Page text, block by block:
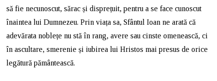
să fie necunoscut, sărac și disprețuit, pentru a se face cunoscut
înaintea lui Dumnezeu. Prin viața sa, Sfântul Ioan ne arată că
adevărata noblețe nu stă în rang, avere sau cinste omenească, ci
în ascultare, smerenie și iubirea lui Hristos mai presus de orice
legătură pământească.